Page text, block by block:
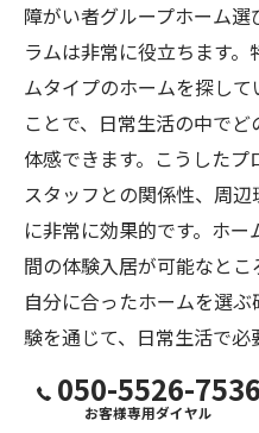
障がい者グループホーム
ラムは非常に役立ちます
ムタイプのホームを探し
ことで、日常生活の中で
体感できます。こうした
スタッフとの関係性、周
に非常に効果的です。ホ
間の体験入居が可能なとこ
自分に合ったホームを選
験を通じて、日常生活で
分に整っているかどうか
050-5526-7536
お客様専用ダイヤル